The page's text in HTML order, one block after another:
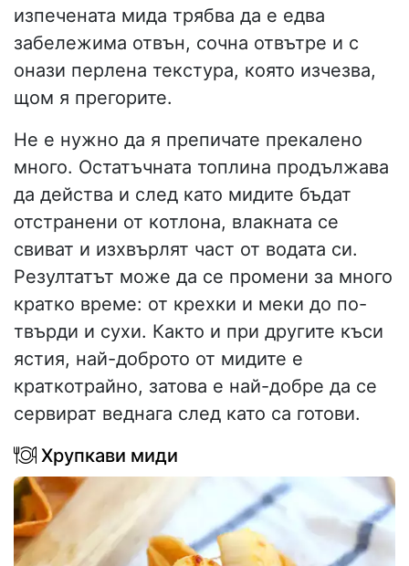
изпечената мида трябва да е едва
забележима отвън, сочна отвътре и с
онази перлена текстура, която изчезва,
щом я прегорите.
Не е нужно да я препичате прекалено
много. Остатъчната топлина продължава
да действа и след като мидите бъдат
отстранени от котлона, влакната се
свиват и изхвърлят част от водата си.
Резултатът може да се промени за много
кратко време: от крехки и меки до по-
твърди и сухи. Както и при другите къси
ястия, най-доброто от мидите е
краткотрайно, затова е най-добре да се
сервират веднага след като са готови.
Хрупкави миди